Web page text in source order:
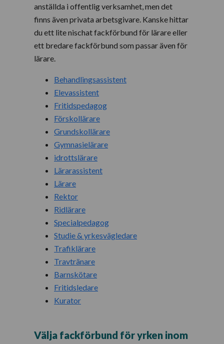
anställda i offentlig verksamhet, men det
finns även privata arbetsgivare. Kanske hittar
du ett lite nischat fackförbund för lärare eller
ett bredare fackförbund som passar även för
lärare.
Behandlingsassistent
Elevassistent
Fritidspedagog
Förskollärare
Grundskollärare
Gymnasielärare
idrottslärare
Lärarassistent
Lärare
Rektor
Ridlärare
Specialpedagog
Studie & yrkesvägledare
Trafiklärare
Travtränare
Barnskötare
Fritidsledare
Kurator
Välja fackförbund för yrken inom